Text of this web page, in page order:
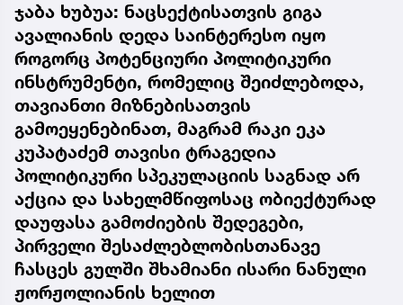
ჯაბა ხუბუა: ნაცსექტისათვის გიგა
ავალიანის დედა საინტერესო იყო
როგორც პოტენციური პოლიტიკური
ინსტრუმენტი, რომელიც შეიძლებოდა,
თავიანთი მიზნებისათვის
გამოეყენებინათ, მაგრამ რაკი ეკა
კუპატაძემ თავისი ტრაგედია
პოლიტიკური სპეკულაციის საგნად არ
აქცია და სახელმწიფოსაც ობიექტურად
დაუფასა გამოძიების შედეგები,
პირველი შესაძლებლობისთანავე
ჩასცეს გულში შხამიანი ისარი ნანული
ჟორჟოლიანის ხელით